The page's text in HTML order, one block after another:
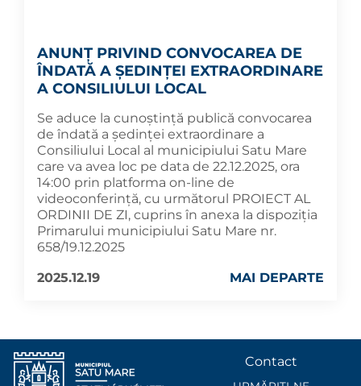
ANUNȚ PRIVIND CONVOCAREA DE
ÎNDATĂ A ȘEDINȚEI EXTRAORDINARE
A CONSILIULUI LOCAL
Se aduce la cunoștință publică convocarea
de îndată a ședinței extraordinare a
Consiliului Local al municipiului Satu Mare
care va avea loc pe data de 22.12.2025, ora
14:00 prin platforma on-line de
videoconferință, cu următorul PROIECT AL
ORDINII DE ZI, cuprins în anexa la dispoziția
Primarului municipiului Satu Mare nr.
658/19.12.2025
2025.12.19
MAI DEPARTE
Contact